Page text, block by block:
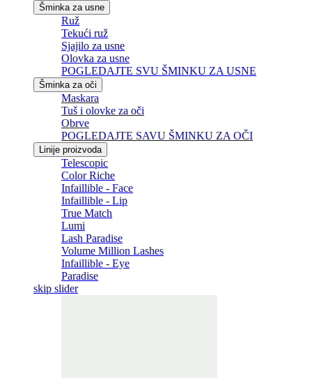
Šminka za usne
Ruž
Tekući ruž
Sjajilo za usne
Olovka za usne
POGLEDAJTE SVU ŠMINKU ZA USNE
Šminka za oči
Maskara
Tuš i olovke za oči
Obrve
POGLEDAJTE SAVU ŠMINKU ZA OČI
Linije proizvoda
Telescopic
Color Riche
Infaillible - Face
Infaillible - Lip
True Match
Lumi
Lash Paradise
Volume Million Lashes
Infaillible - Eye
Paradise
skip slider